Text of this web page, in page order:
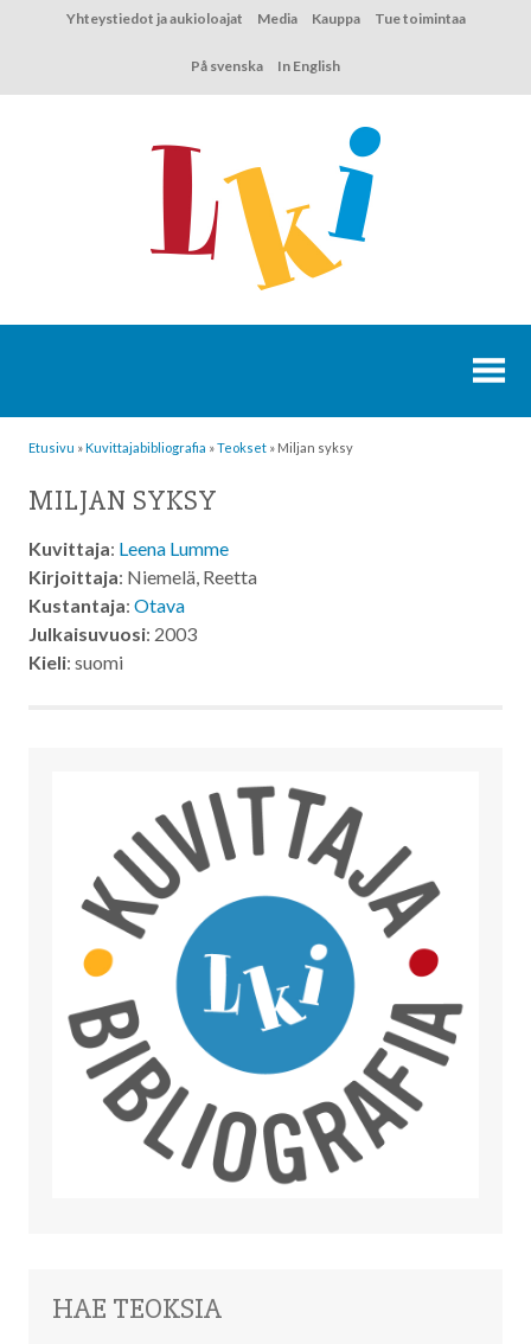
Yhteystiedot ja aukioloajat Media Kauppa Tue toimintaa
På svenska In English
Etusivu »Kuvittaja­bibliografia »Teokset » Miljan syksy
MILJAN SYKSY
Kuvittaja: Leena Lumme
Kirjoittaja: Niemelä, Reetta
Kustantaja: Otava
Julkaisuvuosi: 2003
Kieli: suomi
HAE TEOKSIA